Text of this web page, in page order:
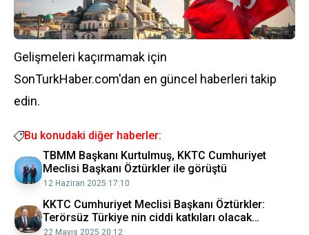
Gelişmeleri kaçırmamak için
SonTurkHaber.com'dan en güncel haberleri takip
edin.
Bu konudaki diğer haberler:
TBMM Başkanı Kurtulmuş, KKTC Cumhuriyet
Meclisi Başkanı Öztürkler ile görüştü
12 Haziran 2025 17:10
KKTC Cumhuriyet Meclisi Başkanı Öztürkler:
Terörsüz Türkiye nin ciddi katkıları olacak
Diyarbakır Haberleri
22 Mayıs 2025 20:12